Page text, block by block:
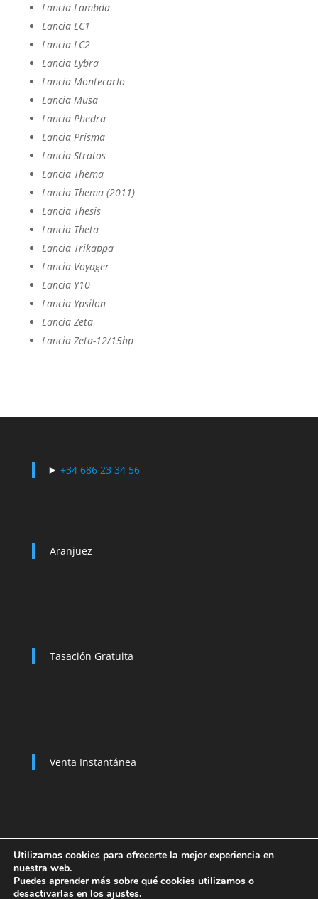
Lancia Lambda
Lancia LC1
Lancia LC2
Lancia Lybra
Lancia Montecarlo
Lancia Musa
Lancia Phedra
Lancia Prisma
Lancia Stratos
Lancia Thema
Lancia Thema (2011)
Lancia Thesis
Lancia Theta
Lancia Trikappa
Lancia Voyager
Lancia Y10
Lancia Ypsilon
Lancia Zeta
Lancia Zeta-12/15hp
+34 686 23 34 56
Aranjuez
Tasación Gratuita
Venta Instantánea
Política de Privacidad
Baja de un Vehículo
Utilizamos cookies para ofrecerte la mejor experiencia en
nuestra web.
Puedes aprender más sobre qué cookies utilizamos o
desactivarlas en los ajustes.